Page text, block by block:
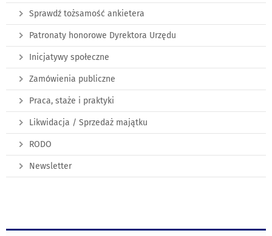
Sprawdź tożsamość ankietera
Patronaty honorowe Dyrektora Urzędu
Inicjatywy społeczne
Zamówienia publiczne
Praca, staże i praktyki
Likwidacja / Sprzedaż majątku
RODO
Newsletter